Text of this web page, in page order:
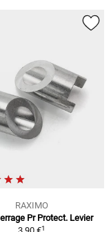
RAXIMO
Pr Protect. Levier
1